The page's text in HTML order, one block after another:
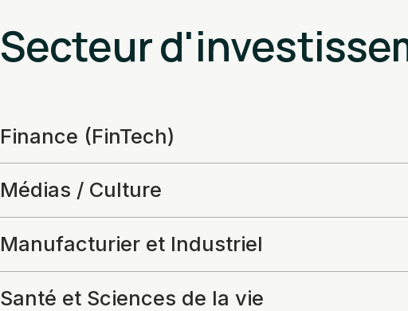
Secteur
Finance (FinTech)
Médias / Culture
Manufacturier et Industriel
Santé et Sciences de la vie